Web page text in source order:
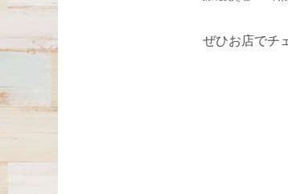
ぜひお店でチ